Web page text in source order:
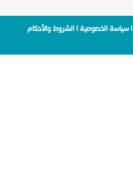
|سياسة الخصوصية|الشروط والأحكام